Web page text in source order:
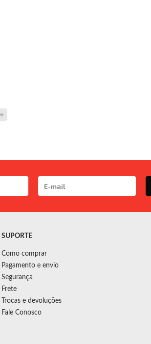
SUPORTE
Como comprar
Pagamento e envio
Segurança
Frete
Trocas e devoluções
Fale Conosco